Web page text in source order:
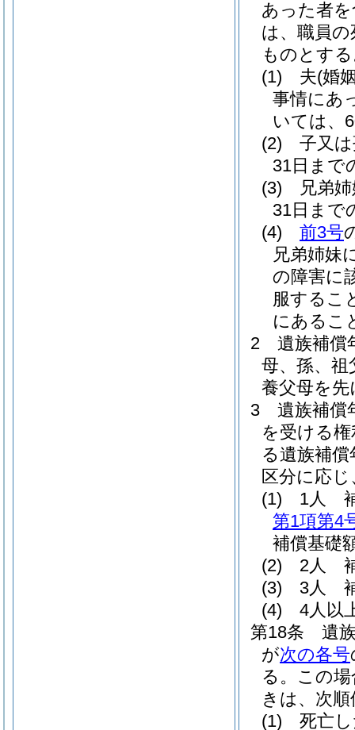
あった者
は、職員
ものとす
(1)
夫(婚
事情にあ
いては、
(2)
子又
31日まで
(3)
兄弟
31日まで
(4)
前3号
兄弟姉妹
の障害に
服するこ
にあるこ
2
遺族補償
母、孫、
養父母を
3
遺族補償
を受ける
る遺族補
区分に応
(1)
1人
第1項第4
補償基礎
(2)
2人
(3)
3人
(4)
4人以
第18条
遺
が次の各号
る。 この
きは、次
(1)
死亡